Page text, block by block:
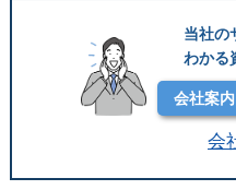
当社の
わかる
会社案
会